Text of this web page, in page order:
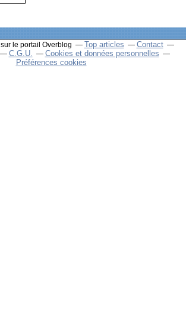
sur le portail Overblog Top articles
Contact
C.G.U.
Cookies et données personnelles
Préférences cookies